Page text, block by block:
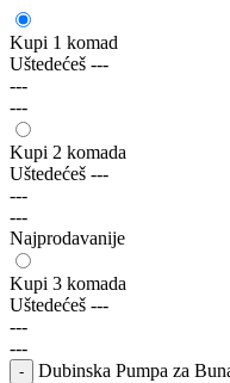
Kupi 1 komad
Uštedećeš ---
---
---
Kupi 2 komada
Uštedećeš ---
---
---
Najprodavanije
Kupi 3 komada
Uštedećeš ---
---
---
Dubinska Pumpa za